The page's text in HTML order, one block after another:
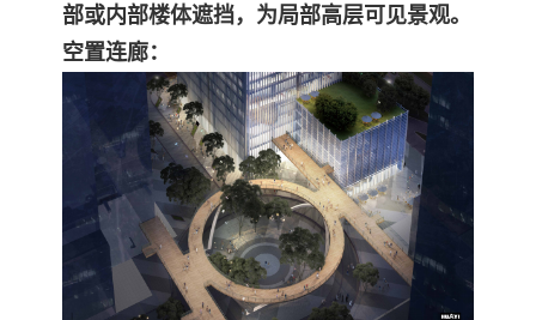
部或内部楼体遮挡，为局部高层可见景观。
空置连廊：